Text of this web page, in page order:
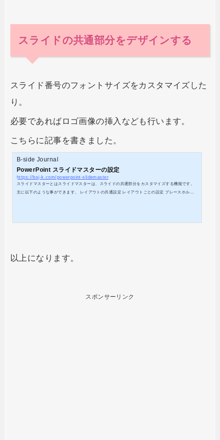
スライドの共通部分をデザインする
スライド番号のフォントサイズをカスタマイズした
り。
必要であればロゴ画像の挿入なども行います。
こちらに記事を書きました。
B-side Journal
PowerPoint スライドマスターの設定
https://bsj-k.com/powerpoint-slidemaster
スライドマスターとはスライドマスターは、スライドの共通部分をカスタマイズする機能です。
主に以下のような事ができます。 レイアウトの共通設定 レイアウトごとの設定 プレースホルダ
以上になります。
スポンサーリンク